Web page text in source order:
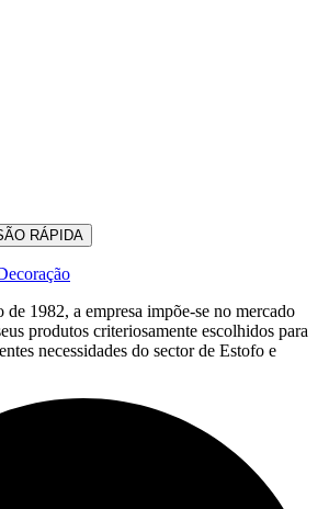
RÁPIDA
de 1982, a empresa impõe-se no mercado
produtos criteriosamente escolhidos para
necessidades do sector de Estofo e